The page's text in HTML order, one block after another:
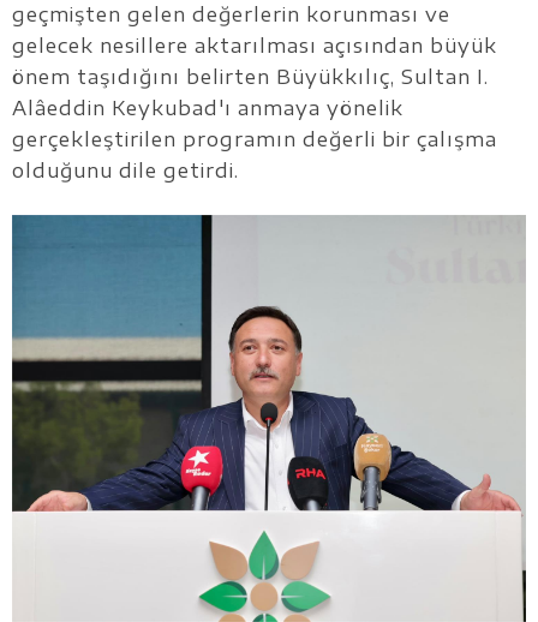
geçmişten gelen değerlerin korunması ve
gelecek nesillere aktarılması açısından büyük
önem taşıdığını belirten Büyükkılıç, Sultan I.
Alâeddin Keykubad'ı anmaya yönelik
gerçekleştirilen programın değerli bir çalışma
olduğunu dile getirdi.